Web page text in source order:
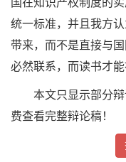
统一标准，并且我方
带来，而不是直接与
必然联系，而读书才
本文只显示部分辩
费查看完整辩论稿！